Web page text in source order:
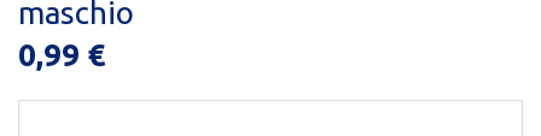
maschio
0,99 €